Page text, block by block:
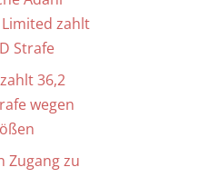
zahlt
Strafe
36,2
wegen
Zugang zu